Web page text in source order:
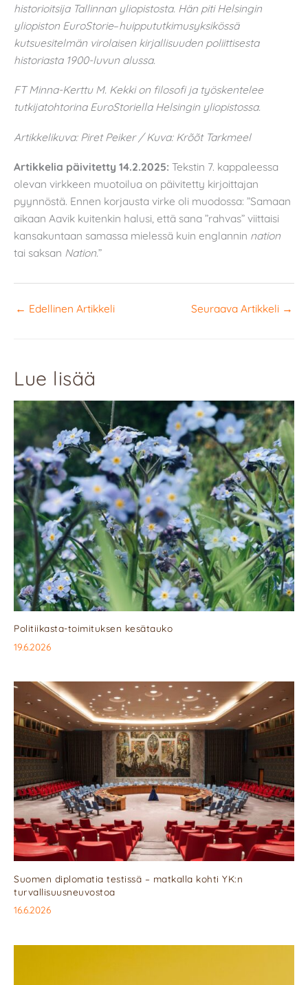
historioitsija Tallinnan yliopistosta. Hän piti Helsingin
yliopiston EuroStorie–huippututkimusyksikössä
kutsuesitelmän virolaisen kirjallisuuden poliittisesta
historiasta 1900-luvun alussa.
FT Minna-Kerttu M. Kekki on filosofi ja työskentelee
tutkijatohtorina EuroStoriella Helsingin yliopistossa.
Artikkelikuva: Piret Peiker / Kuva: Krõõt Tarkmeel
Artikkelia päivitetty 14.2.2025: Tekstin 7. kappaleessa
olevan virkkeen muotoilua on päivitetty kirjoittajan
pyynnöstä. Ennen korjausta virke oli muodossa: ”Samaan
aikaan Aavik kuitenkin halusi, että sana ”rahvas” viittaisi
kansakuntaan samassa mielessä kuin englannin nation
tai saksan Nation.”
← Edellinen Artikkeli Seuraava Artikkeli →
Lue lisää
Politiikasta-toimituksen kesätauko
19.6.2026
Suomen diplomatia testissä – matkalla kohti YK:n
turvallisuusneuvostoa
16.6.2026